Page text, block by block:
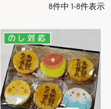
8件中 1-8件表示